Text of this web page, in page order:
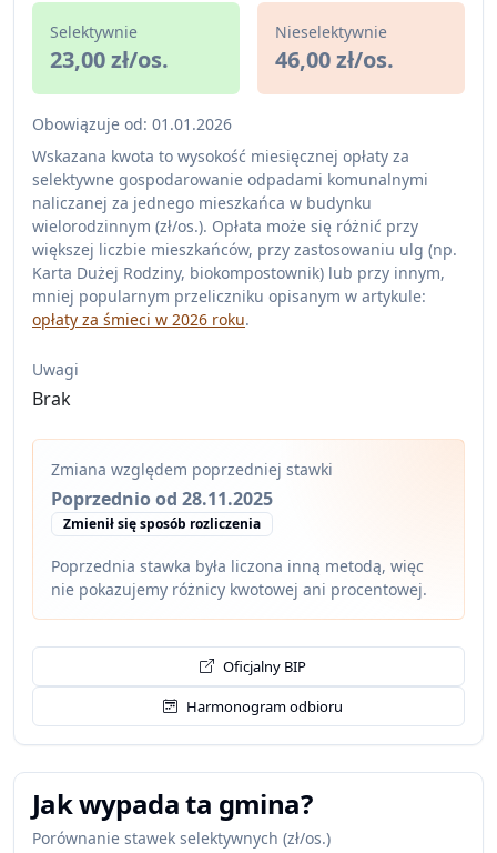
Selektywnie
23,00 zł/os.
Nieselektywnie
46,00 zł/os.
Obowiązuje od: 01.01.2026
Wskazana kwota to wysokość miesięcznej opłaty za
selektywne gospodarowanie odpadami komunalnymi
naliczanej za jednego mieszkańca w budynku
wielorodzinnym (zł/os.). Opłata może się różnić przy
większej liczbie mieszkańców, przy zastosowaniu ulg (np.
Karta Dużej Rodziny, biokompostownik) lub przy innym,
mniej popularnym przeliczniku opisanym w artykule:
opłaty za śmieci w 2026 roku.
Uwagi
Brak
Zmiana względem poprzedniej stawki
Poprzednio od 28.11.2025
Zmienił się sposób rozliczenia
Poprzednia stawka była liczona inną metodą, więc
nie pokazujemy różnicy kwotowej ani procentowej.
Oficjalny BIP
Harmonogram odbioru
Jak wypada ta gmina?
Porównanie stawek selektywnych (zł/os.)